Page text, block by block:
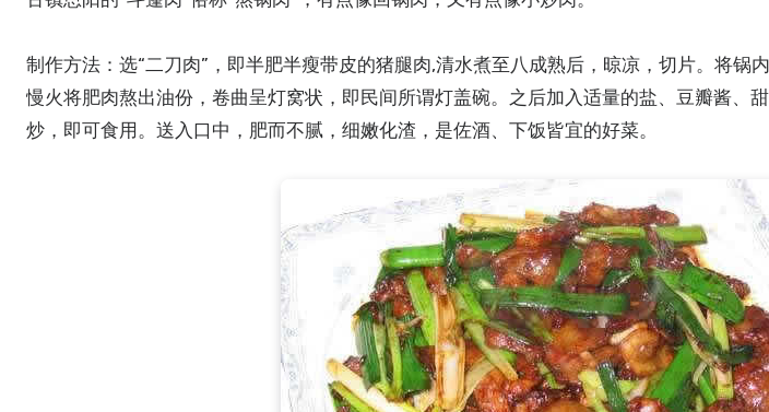
制作方法：选“二刀肉”，即半肥半瘦带皮的猪腿肉,清水煮至八成熟后，晾凉，切片。将锅
慢火将肥肉熬出油份，卷曲呈灯窝状，即民间所谓灯盖碗。之后加入适量的盐、豆瓣酱、
炒，即可食用。送入口中，肥而不腻，细嫩化渣，是佐酒、下饭皆宜的好菜。